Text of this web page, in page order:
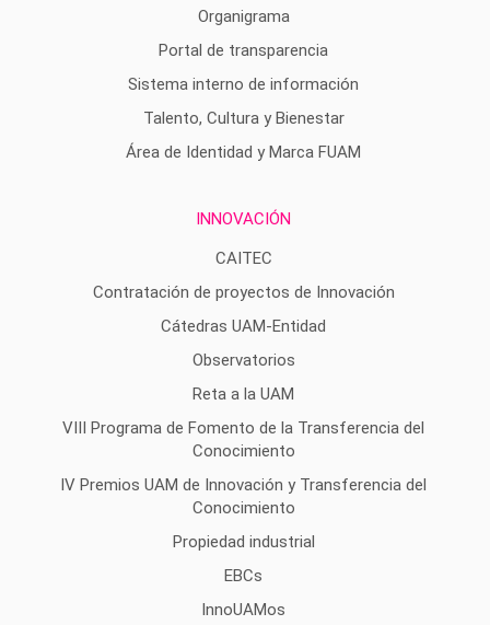
Organigrama
Portal de transparencia
Sistema interno de información
Talento, Cultura y Bienestar
Área de Identidad y Marca FUAM
INNOVACIÓN
CAITEC
Contratación de proyectos de Innovación
Cátedras UAM-Entidad
Observatorios
Reta a la UAM
VIII Programa de Fomento de la Transferencia del
Conocimiento
IV Premios UAM de Innovación y Transferencia del
Conocimiento
Propiedad industrial
EBCs
InnoUAMos